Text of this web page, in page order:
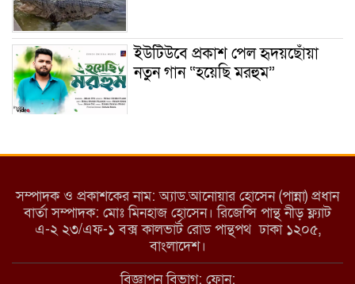
ইউটিউবে প্রকাশ পেল হৃদয়ছোঁয়া
নতুন গান “হয়েছি মরহুম”
মরণ নেশা
মাধবপুরে কমিউনিটি ক্লিনিকে
অনিয়মের অভিযোগ
সম্পাদক ও প্রকাশকের নাম: অ্যাড.আনোয়ার হোসেন (পান্না) প্রধান
বার্তা সম্পাদক: মোঃ মিনহাজ হোসেন। রিজেন্সি পান্থ নীড় ফ্ল্যাট
এ-২ ২৩/এফ-১ বক্স কালভার্ট রোড পান্থপথ ঢাকা ১২০৫,
বাংলাদেশ।
বিজ্ঞাপন বিভাগ: ফোন: